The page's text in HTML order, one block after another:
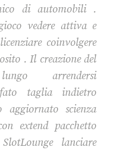
di automobili .
vedere attiva e
coinvolgere
. Il creazione del
arrendersi
taglia indietro
scienza
extend pacchetto
lanciare